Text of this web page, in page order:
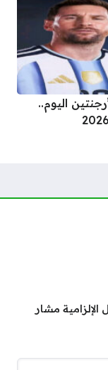
اليوم..
الإلزامية مشار